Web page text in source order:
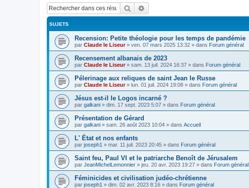
Rechercher
SUJETS
Recension: Petite théologie pour les temps de pandémie
par Claude le Liseur» ven. 07 mars 2025 13:32 » dans Forum général
Recensement albanais de 2023
par Claude le Liseur» sam. 13 juil. 2024 16:37 » dans Forum général
Pélerinage aux reliques de saint Jean le Russe
par Claude le Liseur» lun. 01 juil. 2024 19:08 » dans Forum général
Jésus est-il le Logos incarné ?
par galkani » dim. 17 sept. 2023 5:07 » dans Forum général
Présentation de Gérard
par galkani » sam. 26 août 2023 10:04 » dans Accueil
L' État et nos enfants
par joseph1 » mar. 11 juil. 2023 20:45 » dans Forum général
Saint feu, Paul VI et le patriarche Benoît de Jérusalem
par JeanMichelLemonnier » jeu. 20 avr. 2023 19:27 » dans Forum général
Féminicides et civilisation judéo-chrétienne
par joseph1 » dim. 02 avr. 2023 8:16 » dans Forum général